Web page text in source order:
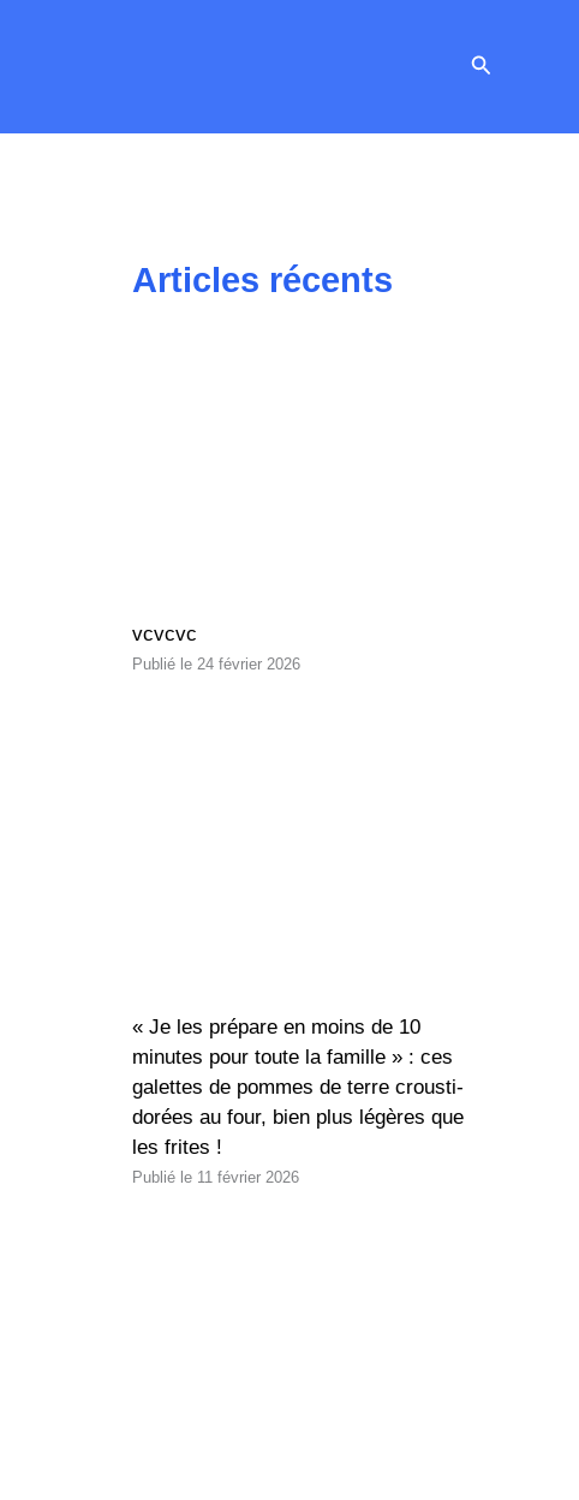
Articles récents
vcvcvc
24 février 2026
« Je les prépare en moins de 10
minutes pour toute la famille » : ces
galettes de pommes de terre crousti-
dorées au four, bien plus légères que
les frites !
11 février 2026